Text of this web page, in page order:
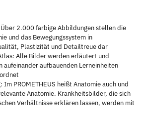
2.000 farbige Abbildungen stellen die
und das Bewegungssystem in
Plastizität und Detailtreue dar
Alle Bilder werden erläutert und
aufeinander aufbauenden Lerneinheiten
Im PROMETHEUS heißt Anatomie auch und
Anatomie. Krankheitsbilder, die sich
Verhältnisse erklären lassen, werden mit